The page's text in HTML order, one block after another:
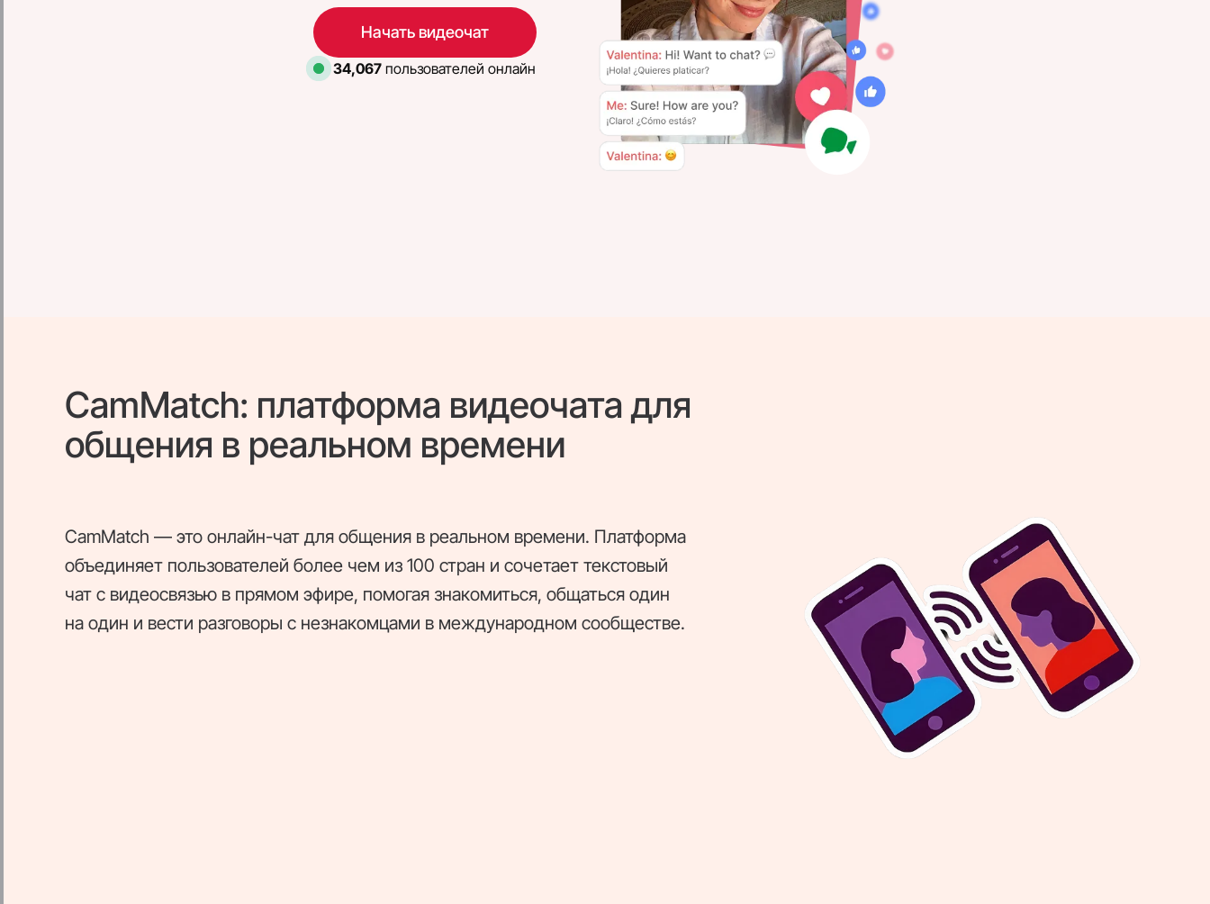
Начать видеочат
34,067 пользователей онлайн
CamMatch: платформа видеочата для
общения в реальном времени
CamMatch — это онлайн-чат для общения в реальном времени. Платформа
объединяет пользователей более чем из 100 стран и сочетает текстовый
чат с видеосвязью в прямом эфире, помогая знакомиться, общаться один
на один и вести разговоры с незнакомцами в международном сообществе.